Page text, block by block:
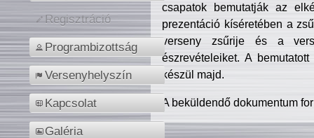
Regisztráció
Programbizottság
Versenyhelyszín
Kapcsolat
Galéria
csapatok bemutatják az
prezentáció kíséretében a
verseny zsűrije és a
észrevételeiket. A
készül majd.
A beküldendő dokumentum